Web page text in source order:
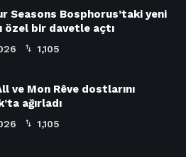
Seasons Bosphorus’taki yeni
özel bir davetle açtı
1,105
ve Mon Rêve dostlarını
ağırladı
1,105